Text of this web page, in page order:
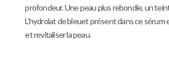
profondeur. Une peau plus rebondie, un
L’hydrolat de bleuet présent dans ce sérum
et revitaliser la peau.